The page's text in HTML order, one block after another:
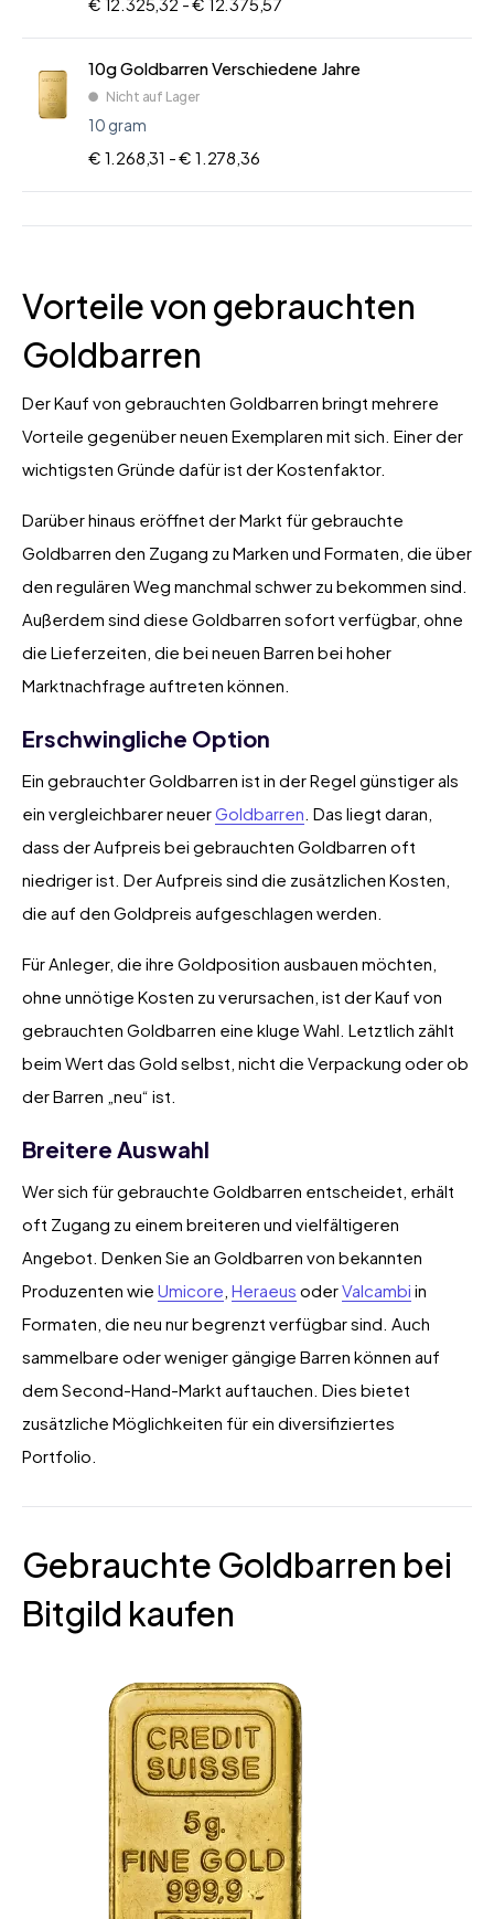
10g Goldbarren Verschiedene Jahre
Nicht auf Lager
10 gram
€ 1.268,31 -€ 1.278,36
Vorteile von gebrauchten
Goldbarren
Der Kauf von gebrauchten Goldbarren bringt mehrere
Vorteile gegenüber neuen Exemplaren mit sich. Einer der
wichtigsten Gründe dafür ist der Kostenfaktor.
Darüber hinaus eröffnet der Markt für gebrauchte
Goldbarren den Zugang zu Marken und Formaten, die über
den regulären Weg manchmal schwer zu bekommen sind.
Außerdem sind diese Goldbarren sofort verfügbar, ohne
die Lieferzeiten, die bei neuen Barren bei hoher
Marktnachfrage auftreten können.
Erschwingliche Option
Ein gebrauchter Goldbarren ist in der Regel günstiger als
ein vergleichbarer neuerGoldbarren. Das liegt daran,
dass der Aufpreis bei gebrauchten Goldbarren oft
niedriger ist. Der Aufpreis sind die zusätzlichen Kosten,
die auf den Goldpreis aufgeschlagen werden.
Für Anleger, die ihre Goldposition ausbauen möchten,
ohne unnötige Kosten zu verursachen, ist der Kauf von
gebrauchten Goldbarren eine kluge Wahl. Letztlich zählt
beim Wert das Gold selbst, nicht die Verpackung oder ob
der Barren „neu“ ist.
Breitere Auswahl
Wer sich für gebrauchte Goldbarren entscheidet, erhält
oft Zugang zu einem breiteren und vielfältigeren
Angebot. Denken Sie an Goldbarren von bekannten
Produzenten wie Umicore, Heraeus oderValcambi in
Formaten, die neu nur begrenzt verfügbar sind. Auch
sammelbare oder weniger gängige Barren können auf
dem Second-Hand-Markt auftauchen. Dies bietet
zusätzliche Möglichkeiten für ein diversifiziertes
Portfolio.
Gebrauchte Goldbarren bei
Bitgild kaufen